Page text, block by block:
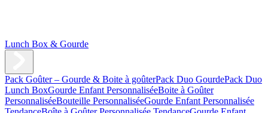
Lunch Box & Gourde
Pack Goûter – Gourde & Boite à goûterPack Duo GourdePack Duo
Lunch BoxGourde Enfant PersonnaliséeBoite à Goûter
PersonnaliséeBouteille PersonnaliséeGourde Enfant Personnalisée